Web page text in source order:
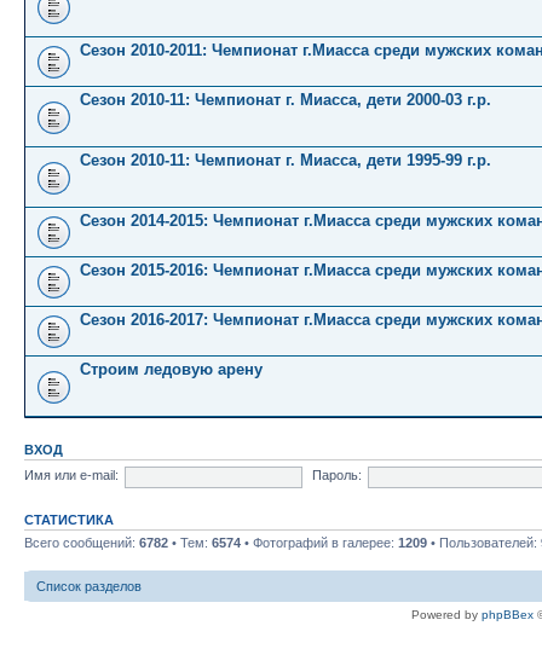
Сезон 2010-2011: Чемпионат г.Миасса среди мужских
Сезон 2010-11: Чемпионат г. Миасса, дети 2000-03 г.р.
Сезон 2010-11: Чемпионат г. Миасса, дети 1995-99 г.р.
Сезон 2014-2015: Чемпионат г.Миасса среди мужских
Сезон 2015-2016: Чемпионат г.Миасса среди мужских
Сезон 2016-2017: Чемпионат г.Миасса среди мужских
Строим ледовую арену
ВХОД
Имя или e-mail:
Пароль:
СТАТИСТИКА
Всего сообщений: 6782 • Тем: 6574 • Фотографий в галерее: 1209 • Пользователей:
Список разделов
Powered by phpBBex